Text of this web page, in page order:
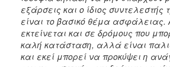
εξάρσεις και ο ίδιος συντελεστής
είναι το βασικό θέμα ασφάλειας.
εκτείνεται και σε δρόμους που
καλή κατάσταση, αλλά είναι
και εκεί μπορεί να προκύψει η